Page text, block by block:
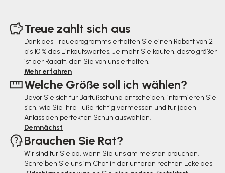
Treue zahlt sich aus
Dank des Treueprogramms erhalten Sie einen Rabatt von 2
bis 10 % des Einkaufswertes. Je mehr Sie kaufen, desto größer
ist der Rabatt, den Sie von uns erhalten.
Mehr erfahren
Welche Größe soll ich wählen?
Bevor Sie sich für Barfußschuhe entscheiden, informieren Sie
sich, wie Sie Ihre Füße richtig vermessen und für jeden
Anlass den perfekten Schuh auswählen.
Demnächst
Brauchen Sie Rat?
Wir sind für Sie da, wenn Sie uns am meisten brauchen.
Schreiben Sie uns im Chat in der unteren rechten Ecke des